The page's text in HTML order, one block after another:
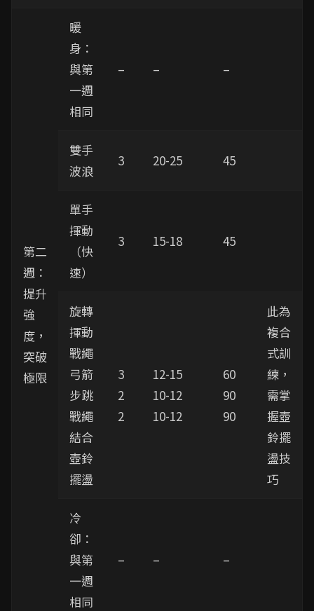
第二
週：
提升
強
度，
突破
極限
暖
身：
與第
一週
相同
– – –
雙手
波浪
3 20-25 45
單手
揮動
（快
速）
3 15-18 45
旋轉
揮動
戰繩
弓箭
步跳
戰繩
結合
壺鈴
擺盪
3
2
2
12-15
10-12
10-12
60
90
90
此為
複合
式訓
練，
需掌
握壺
鈴擺
盪技
巧
冷
卻：
與第
一週
相同
– – –